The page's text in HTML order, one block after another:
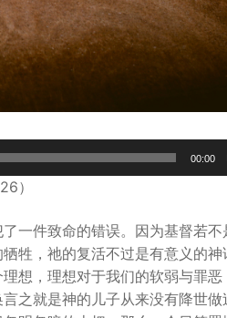
00:00
）
一件致命的错误。因为基督若
牲，祂的复活不过是有意义的神
想，理想对于我们的软弱与罪恶
之就是神的儿子从来没有降世做